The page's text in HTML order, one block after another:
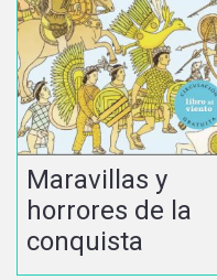
Maravillas y
horrores de la
conquista